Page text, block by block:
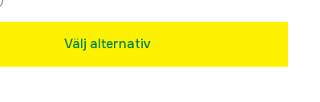
Välj alternativ